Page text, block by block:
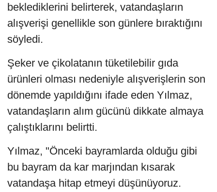
beklediklerini belirterek, vatandaşların
alışverişi genellikle son günlere bıraktığını
söyledi.
Şeker ve çikolatanın tüketilebilir gıda
ürünleri olması nedeniyle alışverişlerin son
dönemde yapıldığını ifade eden Yılmaz,
vatandaşların alım gücünü dikkate almaya
çalıştıklarını belirtti.
Yılmaz, "Önceki bayramlarda olduğu gibi
bu bayram da kar marjından kısarak
vatandaşa hitap etmeyi düşünüyoruz.